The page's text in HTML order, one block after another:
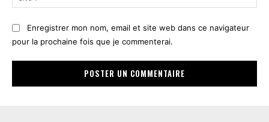
:
Enregistrer mon nom, email et site web dans ce navigateur
pour la prochaine fois que je commenterai.